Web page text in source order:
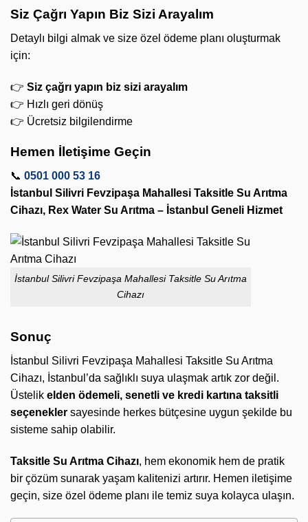
Siz Çağrı Yapın Biz Sizi Arayalım
Detaylı bilgi almak ve size özel ödeme planı oluşturmak
için:
👉 Siz çağrı yapın biz sizi arayalım
👉 Hızlı geri dönüş
👉 Ücretsiz bilgilendirme
Hemen İletişime Geçin
📞 0501 000 53 16
İstanbul Silivri Fevzipaşa Mahallesi Taksitle Su Arıtma
Cihazı, Rex Water Su Arıtma – İstanbul Geneli Hizmet
İstanbul Silivri Fevzipaşa Mahallesi Taksitle Su Arıtma
Cihazı
Sonuç
İstanbul Silivri Fevzipaşa Mahallesi Taksitle Su Arıtma
Cihazı, İstanbul’da sağlıklı suya ulaşmak artık zor değil.
Üstelik elden ödemeli, senetli ve kredi kartına taksitli
seçenekler sayesinde herkes bütçesine uygun şekilde bu
sisteme sahip olabilir.
Taksitle Su Arıtma Cihazı, hem ekonomik hem de pratik
bir çözüm sunarak yaşam kalitenizi artırır. Hemen iletişime
geçin, size özel ödeme planı ile temiz suya kolayca ulaşın.